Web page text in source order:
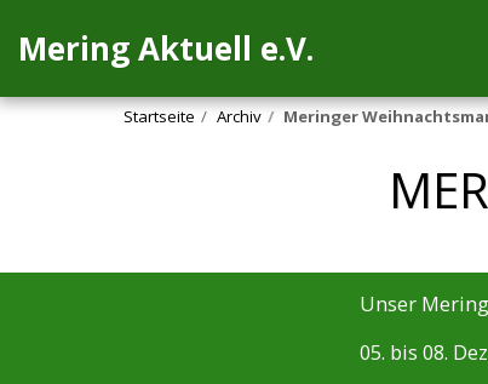
Mering Aktuell e.V.
Startseite Archiv Meringer
Unser
05. bis 08.